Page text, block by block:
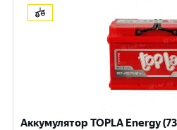
Аккумулятор TOPLA Energy